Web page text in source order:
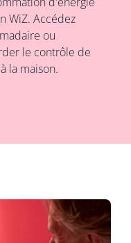
WiZ. Accédez
ou
le contrôle de
la maison.